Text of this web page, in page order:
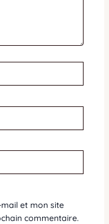
et mon site
commentaire.